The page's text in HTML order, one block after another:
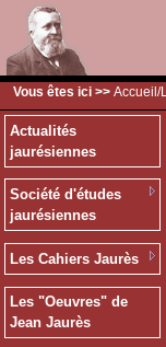
Vous êtes ici >> Accueil /
Actualités
jaurésiennes
Société d'études
jaurésiennes
Les Cahiers Jaurès
Les "Oeuvres" de
Jean Jaurès